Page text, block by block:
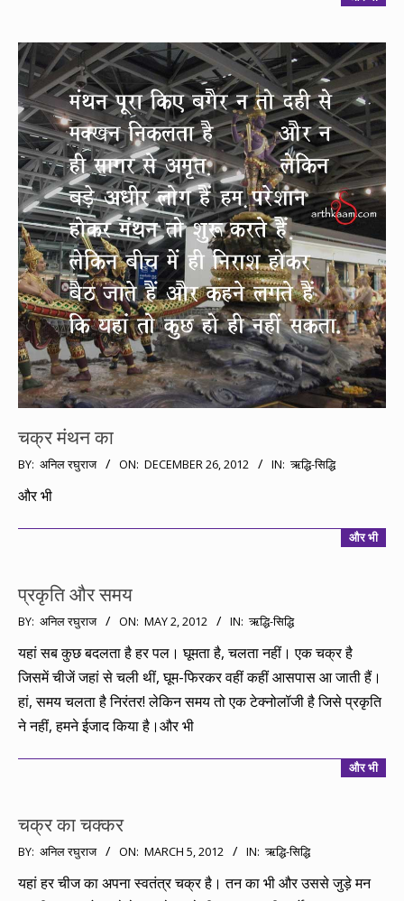
चक्र मंथन का
2012-
12-
BY: अनिल रघुराज ON: DECEMBER 26, 2012 IN: ऋद्धि-सिद्धि
और भी
और भी
प्रकृति और समय
2012-
05-
02
BY: अनिल रघुराज ON: MAY 2, 2012 IN: ऋद्धि-सिद्धि
यहां सब कुछ बदलता है हर पल। घूमता है, चलता नहीं। एक चक्र है
जिसमें चीजें जहां से चली थीं, घूम-फिरकर वहीं कहीं आसपास आ जाती हैं।
हां, समय चलता है निरंतर! लेकिन समय तो एक टेक्नोलॉजी है जिसे प्रकृति
ने नहीं, हमने ईजाद किया है।और भी
और भी
चक्र का चक्कर
2012-
03-
BY: अनिल रघुराज ON: MARCH 5, 2012 IN: ऋद्धि-सिद्धि
यहां हर चीज का अपना स्वतंत्र चक्र है। तन का भी और उससे जुड़े मन